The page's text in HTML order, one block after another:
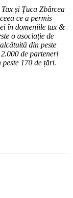
și Țuca Zbârcea
ce a permis
în domeniile tax &
o asociație de
din peste
de parteneri
170 de țări.